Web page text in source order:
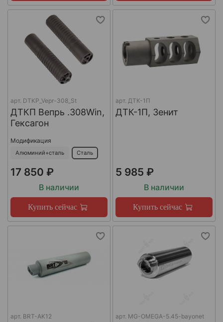
арт. DTKP_Vepr-308_St
ДТКП Вепрь .308Win,
Гексагон
Модификация
Алюминий+сталь Сталь
17 850 ₽
В наличии
Купить сейчас
арт. ДТК-1П
ДТК-1П, Зенит
5 985 ₽
В наличии
Купить сейчас
арт. BRT-AK12 арт. MG-OMEGA-5.45-bayonet